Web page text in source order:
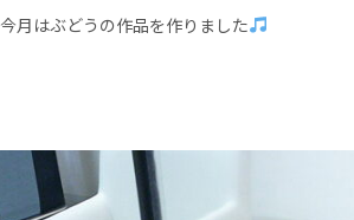
今月はぶどうの作品を作りました